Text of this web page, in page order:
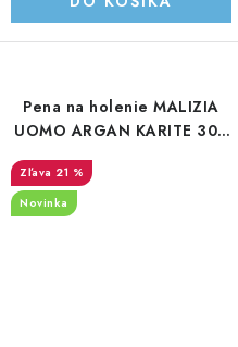
Pena na holenie MALIZIA
UOMO ARGAN KARITE 300
21 %
Novinka